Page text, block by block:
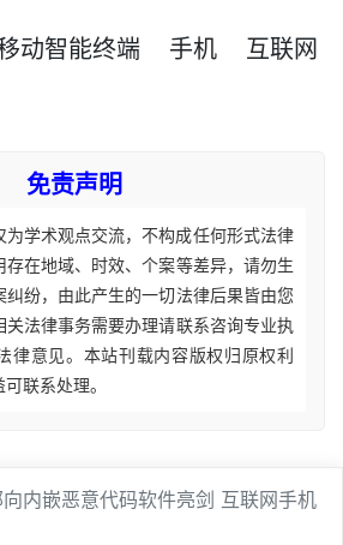
动智能终端 手机
互联网
免责声明
为学术观点交流，不构成任何形式法律
存在地域、时效、个案等差异，请勿生
纷，由此产生的一切法律后果皆由您
关法律事务需要办理请联系咨询专业执
律意见。本站刊载内容版权归原权利
联系处理。
内嵌恶意代码软件亮剑 互联网手机